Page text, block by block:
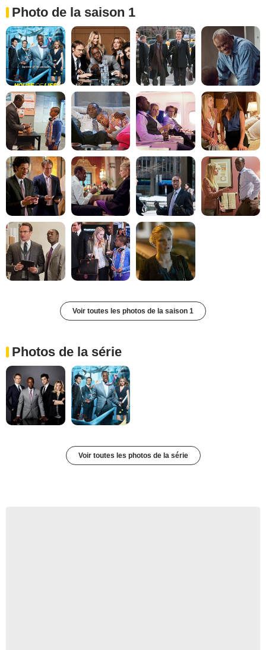
Photo de la saison 1
Voir toutes les photos de la saison 1
Photos de la série
Voir toutes les photos de la série